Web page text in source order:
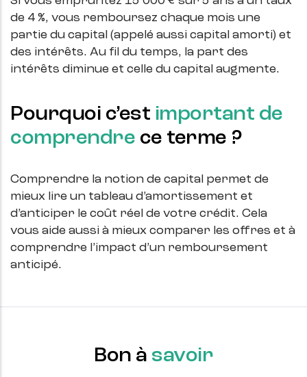
de 4 %, vous remboursez chaque mois une
partie du capital (appelé aussi capital amorti) et
des intérêts. Au fil du temps, la part des
intérêts diminue et celle du capital augmente.
Pourquoi c’est important de
comprendre ce terme ?
Comprendre la notion de capital permet de
mieux lire un tableau d’amortissement et
d’anticiper le coût réel de votre crédit. Cela
vous aide aussi à mieux comparer les offres et à
comprendre l’impact d’un remboursement
anticipé.
Bon à savoir